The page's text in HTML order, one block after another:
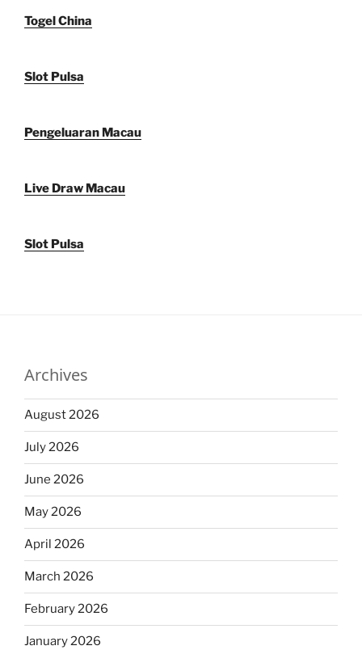
Togel China
Slot Pulsa
Pengeluaran Macau
Live Draw Macau
Slot Pulsa
Archives
August 2026
July 2026
June 2026
May 2026
April 2026
March 2026
February 2026
January 2026